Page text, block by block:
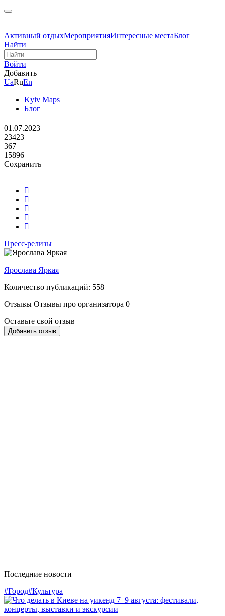
Активный отдыхМероприятияИнтересные местаБлог
Найти
Войти
Добавить
UaRuEn
Kyiv Maps
Блог
01.07.2023
23423
367
15896
Сохранить
Пресс-релизы
Ярослава Яркая
Количество публикаций: 558
Отзывы Отзывы про организатора 0
Оставьте свой отзыв
Добавить отзыв
Последние новости
#Город#Культура